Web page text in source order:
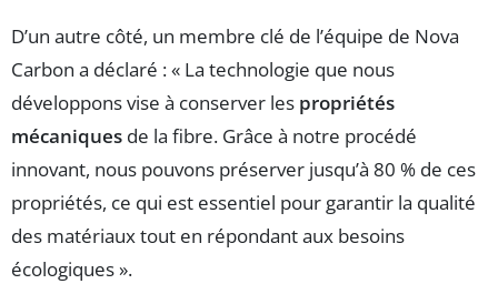
D’un autre côté, un membre clé de l’équipe de Nova
Carbon a déclaré : « La technologie que nous
développons vise à conserver les propriétés
mécaniques de la fibre. Grâce à notre procédé
innovant, nous pouvons préserver jusqu’à 80 % de ces
propriétés, ce qui est essentiel pour garantir la qualité
des matériaux tout en répondant aux besoins
écologiques ».